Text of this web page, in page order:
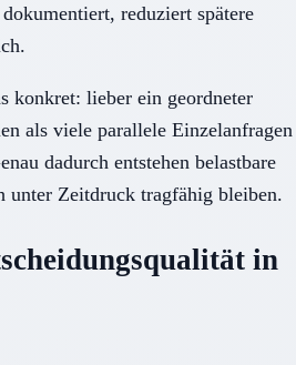
reduziert spätere
konkret: lieber ein geordneter
als viele parallele Einzelanfragen
dadurch entstehen belastbare
unter Zeitdruck tragfähig bleiben.
in